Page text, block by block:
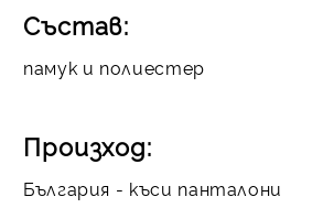
Състав:
памук и полиестер
Произход:
България - къси панталони